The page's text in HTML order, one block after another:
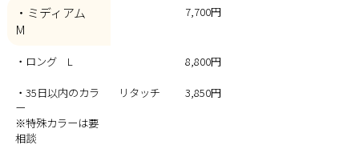
・ミディアム
M
7,700円
・ロング L 8,800円
・35日以内のカラ
ー
※特殊カラーは要
相談
リタッチ 3,850円